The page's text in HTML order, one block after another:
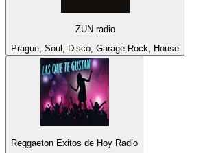
ZUN radio
Prague, Soul, Disco, Garage Rock, House
Reggaeton Exitos de Hoy Radio